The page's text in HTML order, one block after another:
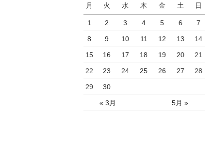
月
火 水 木 金 土 日
« 3月 5月 »
1 2 3 4 5 6 7
8 9 10 11 12 13 14
15 16 17 18 19 20 21
22 23 24 25 26 27 28
29 30